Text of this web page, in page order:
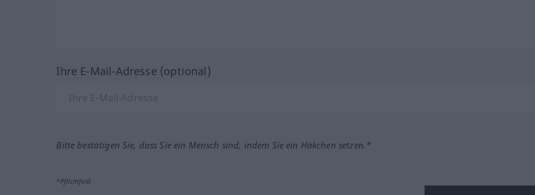
Ihre E-Mail-Adresse (optional)
Bitte bestätigen Sie, dass Sie ein Mensch sind, indem Sie ein Häkchen setzen.*
*Pflichtfeld